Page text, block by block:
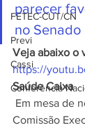
FETEC-CUT/CN
Previ
Cassi
Conferência
parecer
no Senado
Veja abaixo o
https://
Saúde Caixa
Comissão